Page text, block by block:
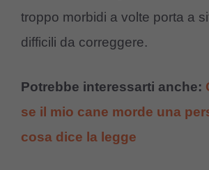
troppo morbidi a volte porta a
difficili da correggere.
Potrebbe interessarti anche:
se il mio cane morde una
cosa dice la legge